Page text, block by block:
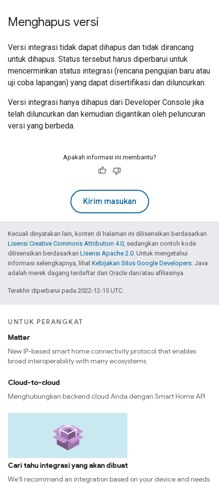
Menghapus versi
Versi integrasi tidak dapat dihapus dan tidak dirancang
untuk dihapus. Status tersebut harus diperbarui untuk
mencerminkan status integrasi (rencana pengujian baru atau
uji coba lapangan) yang dapat disertifikasi dan diluncurkan.
Versi integrasi hanya dihapus dari Developer Console jika
telah diluncurkan dan kemudian digantikan oleh peluncuran
versi yang berbeda.
Apakah informasi ini membantu?
Kirim masukan
Kecuali dinyatakan lain, konten di halaman ini dilisensikan berdasarkan
Lisensi Creative Commons Attribution 4.0, sedangkan contoh kode
dilisensikan berdasarkan Lisensi Apache 2.0. Untuk mengetahui
informasi selengkapnya, lihat Kebijakan Situs Google Developers. Java
adalah merek dagang terdaftar dari Oracle dan/atau afiliasinya.
Terakhir diperbarui pada 2022-12-15 UTC.
UNTUK PERANGKAT
Matter
New IP-based smart home connectivity protocol that enables
broad interoperability with many ecosystems
Cloud-to-cloud
Menghubungkan backend cloud Anda dengan Smart Home API
Cari tahu integrasi yang akan dibuat
We’ll recommend an integration based on your device and needs